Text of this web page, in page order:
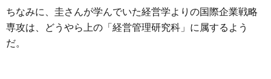
ちなみに、圭さんが学んでいた経営学よりの国際企業戦略
専攻は、どうやら上の「経営管理研究科」に属するよう
だ。